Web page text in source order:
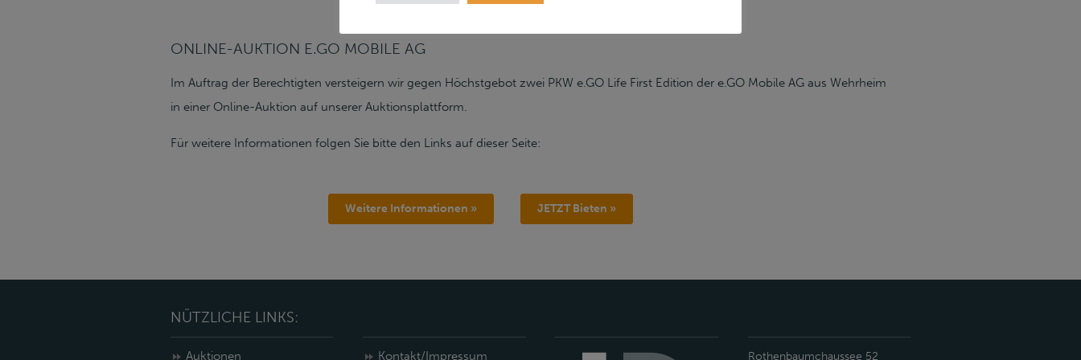
ONLINE-AUKTION E.GO MOBILE AG
Im Auftrag der Berechtigten versteigern wir gegen Höchstgebot zwei PKW e.GO Life First Edition der e.GO Mobile AG aus Wehrheim
in einer Online-Auktion auf unserer Auktionsplattform.
Für weitere Informationen folgen Sie bitte den Links auf dieser Seite:
Weitere Informationen » JETZT Bieten »
NÜTZLICHE LINKS:
Auktionen Kontakt/Impressum Rothenbaumchaussee 52